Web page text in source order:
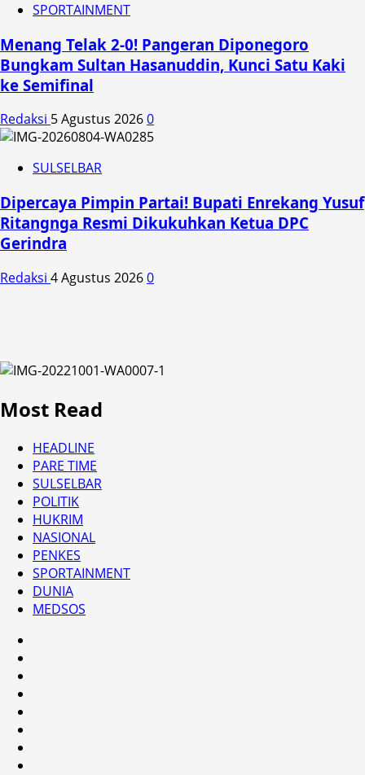
SPORTAINMENT
Menang Telak 2-0! Pangeran Diponegoro
Bungkam Sultan Hasanuddin, Kunci Satu Kaki
ke Semifinal
Redaksi 5 Agustus 20260
SULSELBAR
Dipercaya Pimpin Partai! Bupati Enrekang Yusuf
Ritangnga Resmi Dikukuhkan Ketua DPC
Gerindra
Redaksi 4 Agustus 20260
Most Read
HEADLINE
PARE TIME
SULSELBAR
POLITIK
HUKRIM
NASIONAL
PENKES
SPORTAINMENT
DUNIA
MEDSOS